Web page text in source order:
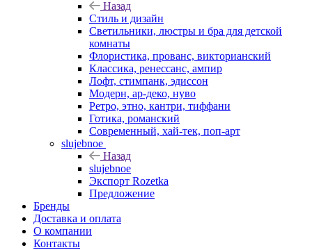
Назад
Стиль и дизайн
Светильники, люстры и бра для детской
комнаты
Флористика, прованс, викторианский
Классика, ренессанс, ампир
Лофт, стимпанк, эдиссон
Модерн, ар-деко, нуво
Ретро, этно, кантри, тиффани
Готика, романский
Современный, хай-тек, поп-арт
slujebnoe
Назад
slujebnoe
Экспорт Rozetka
Предложение
Бренды
Доставка и оплата
О компании
Контакты